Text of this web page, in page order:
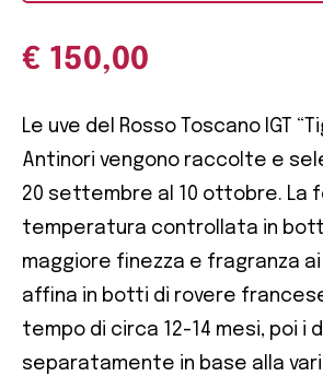
€ 150,00
Le uve del Rosso Toscano IGT
Antinori vengono raccolte e
20 settembre al 10 ottobre. La
temperatura controllata in
maggiore finezza e fragranza
affina in botti di rovere
tempo di circa 12-14 mesi, poi i
separatamente in base alla